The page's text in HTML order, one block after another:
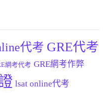
代考 GRE代考
網考代考 GRE網考作弊
lsat online代考